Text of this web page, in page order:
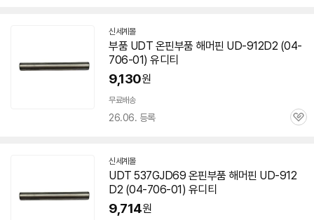
신세계몰
부품 UDT 온핀부품 해머핀 UD-912D2 (04-
706-01) 유디티
9,130원
무료배송
26.06. 등록
관
신세계몰
UDT 537GJD69 온핀부품 해머핀 UD-912
D2 (04-706-01) 유디티
9,714원